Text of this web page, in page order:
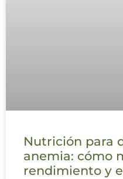
Nutrición para
anemia: cómo
rendimiento y